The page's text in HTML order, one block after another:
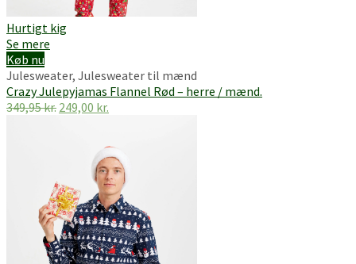
Hurtigt kig
Se mere
Køb nu
Julesweater, Julesweater til mænd
Crazy Julepyjamas Flannel Rød – herre / mænd.
349,95kr. Den
349,95 kr..
249,00 kr.
er:
249,00 kr..